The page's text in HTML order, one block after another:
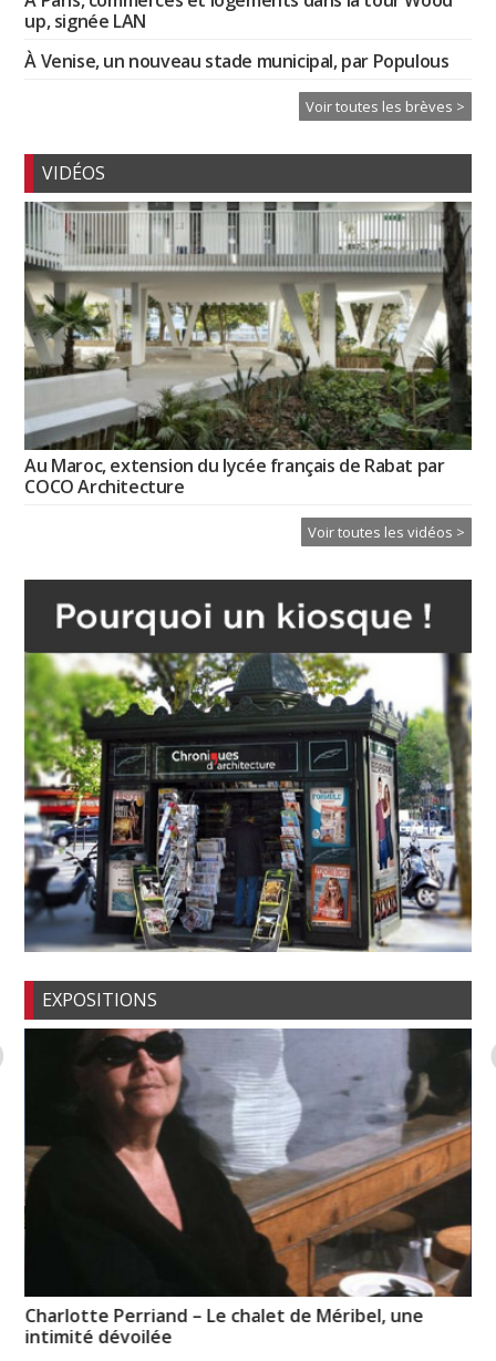
up, signée LAN
À Venise, un nouveau stade municipal, par Populous
Voir toutes les brèves >
VIDÉOS
Au Maroc, extension du lycée français de Rabat par
COCO Architecture
Voir toutes les vidéos >
EXPOSITIONS
Charlotte Perriand – Le chalet de Méribel, une
intimité dévoilée